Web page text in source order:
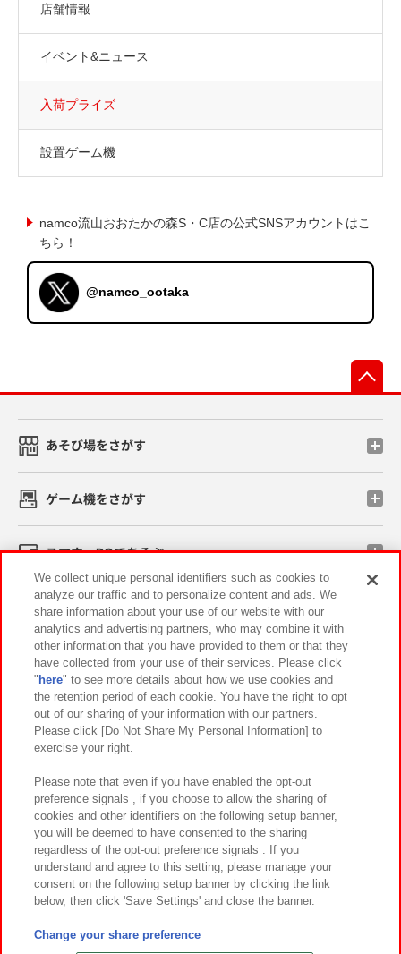
店舗情報
イベント&ニュース
入荷プライズ
設置ゲーム機
namco流山おおたかの森S・C店の公式SNSアカウントはこ
ちら！
@namco_ootaka
あそび場をさがす
ゲーム機をさがす
スマホ・PCであそぶ
イベント・キャンペーン
関連会社 サステナビリティ サイトポリシー
プライバシーポリシー ウェブアクセシビリティ方針と検証結果
お取引先さまとともに
カスタマーハラスメント対応方針 よくあるご質問・お問い合わせ
©Bandai Namco Amusement Inc.
©Bandai Namco Amusement Lab Inc.
We collect unique personal identifiers such as cookies to
analyze our traffic and to personalize content and ads. We
share information about your use of our website with our
analytics and advertising partners, who may combine it with
other information that you have provided to them or that they
have collected from your use of their services. Please click
" here" to see more details about how we use cookies and
the retention period of each cookie. You have the right to opt
out of our sharing of your information with our partners.
Please click [Do Not Share My Personal Information] to
exercise your right.
Please note that even if you have enabled the opt-out
preference signals , if you choose to allow the sharing of
cookies and other identifiers on the following setup banner,
you will be deemed to have consented to the sharing
regardless of the opt-out preference signals . If you
understand and agree to this setting, please manage your
consent on the following setup banner by clicking the link
below, then click 'Save Settings' and close the banner.
Change your share preference